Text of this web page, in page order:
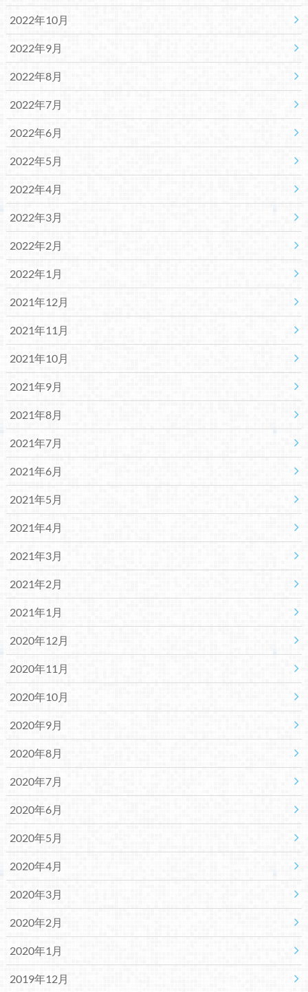
2022年10月
2022年9月
2022年8月
2022年7月
2022年6月
2022年5月
2022年4月
2022年3月
2022年2月
2022年1月
2021年12月
2021年11月
2021年10月
2021年9月
2021年8月
2021年7月
2021年6月
2021年5月
2021年4月
2021年3月
2021年2月
2021年1月
2020年12月
2020年11月
2020年10月
2020年9月
2020年8月
2020年7月
2020年6月
2020年5月
2020年4月
2020年3月
2020年2月
2020年1月
2019年12月